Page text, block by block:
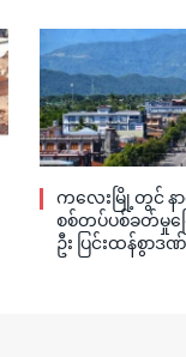
ကလေးမြို့တွင် နာ
စစ်တပ်ပစ်ခတ်မှုက
ဦး ပြင်းထန်စွာဒ